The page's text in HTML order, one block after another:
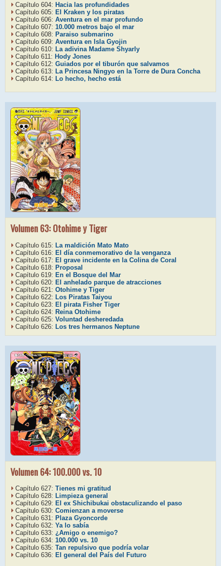
Capítulo 604: Hacia las profundidades
Capítulo 605: El Kraken y los piratas
Capítulo 606: Aventura en el mar profundo
Capítulo 607: 10.000 metros bajo el mar
Capítulo 608: Paraiso submarino
Capítulo 609: Aventura en Isla Gyojin
Capítulo 610: La adivina Madame Shyarly
Capítulo 611: Hody Jones
Capítulo 612: Guiados por el tiburón que salvamos
Capítulo 613: La Princesa Ningyo en la Torre de Dura Concha
Capítulo 614: Lo hecho, hecho está
Volumen 63: Otohime y Tiger
Capítulo 615: La maldición Mato Mato
Capítulo 616: El día conmemorativo de la venganza
Capítulo 617: El grave incidente en la Colina de Coral
Capítulo 618: Proposal
Capítulo 619: En el Bosque del Mar
Capítulo 620: El anhelado parque de atracciones
Capítulo 621: Otohime y Tiger
Capítulo 622: Los Piratas Taiyou
Capítulo 623: El pirata Fisher Tiger
Capítulo 624: Reina Otohime
Capítulo 625: Voluntad desheredada
Capítulo 626: Los tres hermanos Neptune
Volumen 64: 100.000 vs. 10
Capítulo 627: Tienes mi gratitud
Capítulo 628: Limpieza general
Capítulo 629: El ex Shichibukai obstaculizando el paso
Capítulo 630: Comienzan a moverse
Capítulo 631: Plaza Gyoncorde
Capítulo 632: Ya lo sabía
Capítulo 633: ¿Amigo o enemigo?
Capítulo 634: 100.000 vs. 10
Capítulo 635: Tan repulsivo que podría volar
Capítulo 636: El general del País del Futuro